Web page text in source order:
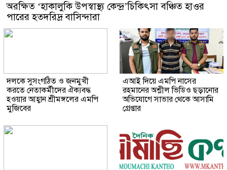
অরক্ষিত ‘হাকালুকি উপস্বাস্থ্য কেন্দ্র’চিকিৎসা বঞ্চিত হাওর
পারের হতদরিদ্র বাসিন্দারা
দলকে সুসংগঠিত ও জনমুখী
করতে নেতাকর্মীদের ঐক্যবদ্ধ
হওয়ার আহ্বান শ্রীমঙ্গলের এমপি
মুজিবের
এআই দিয়ে এমপি নাসের
রহমানের অশ্লীল ভিডিও ছড়ানোর
অভিযোগে সাভার থেকে আসামি
গ্রেপ্তার